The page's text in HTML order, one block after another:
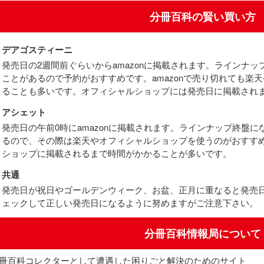
分冊百科の賢い買い方
デアゴスティーニ
発売日の2週間前ぐらいからamazonに掲載されます。ラインナ
ことがあるので予約がおすすめです。amazonで売り切れても楽
ることも多いです。オフィシャルショップには発売日に掲載され
アシェット
発売日の午前0時にamazonに掲載されます。ラインナップ終盤
るので、その際は楽天やオフィシャルショップを使うのがおす
ショップに掲載されるまで時間がかかることが多いです。
共通
発売日が祝日やゴールデンウィーク、お盆、正月に重なると発売
ェックして正しい発売日になるように努めますがご注意下さい。
分冊百科情報局について
百科コレクターとして遭遇した困りごと解決のためのサイト